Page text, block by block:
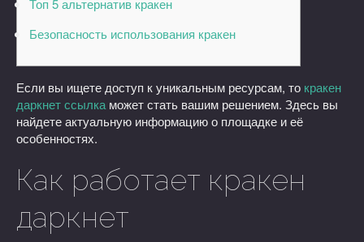
Топ 5 альтернатив кракен
Безопасность использования кракен
Если вы ищете доступ к уникальным ресурсам, то кракен
даркнет ссылка может стать вашим решением. Здесь вы
найдете актуальную информацию о площадке и её
особенностях.
Как работает кракен
даркнет